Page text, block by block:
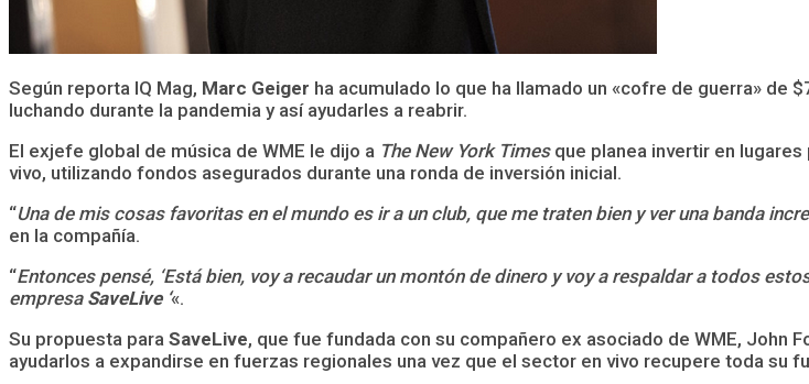
Según reporta IQ Mag, Marc Geiger ha acumulado lo que ha llamado un «cofre de guerra» de
luchando durante la pandemia y así ayudarles a reabrir.
El exjefe global de música de WME le dijo a The New York Timesque planea invertir en lugares
vivo, utilizando fondos asegurados durante una ronda de inversión inicial.
“Una de mis cosas favoritas en el mundo es ir a un club, que me traten bien y ver una banda
en la compañía.
“Entonces pensé, ‘Está bien, voy a recaudar un montón de dinero y voy a respaldar a todos
empresaSaveLive ‘«.
Su propuesta para SaveLive, que fue fundada con su compañero ex asociado de WME, John
ayudarlos a expandirse en fuerzas regionales una vez que el sector en vivo recupere toda su